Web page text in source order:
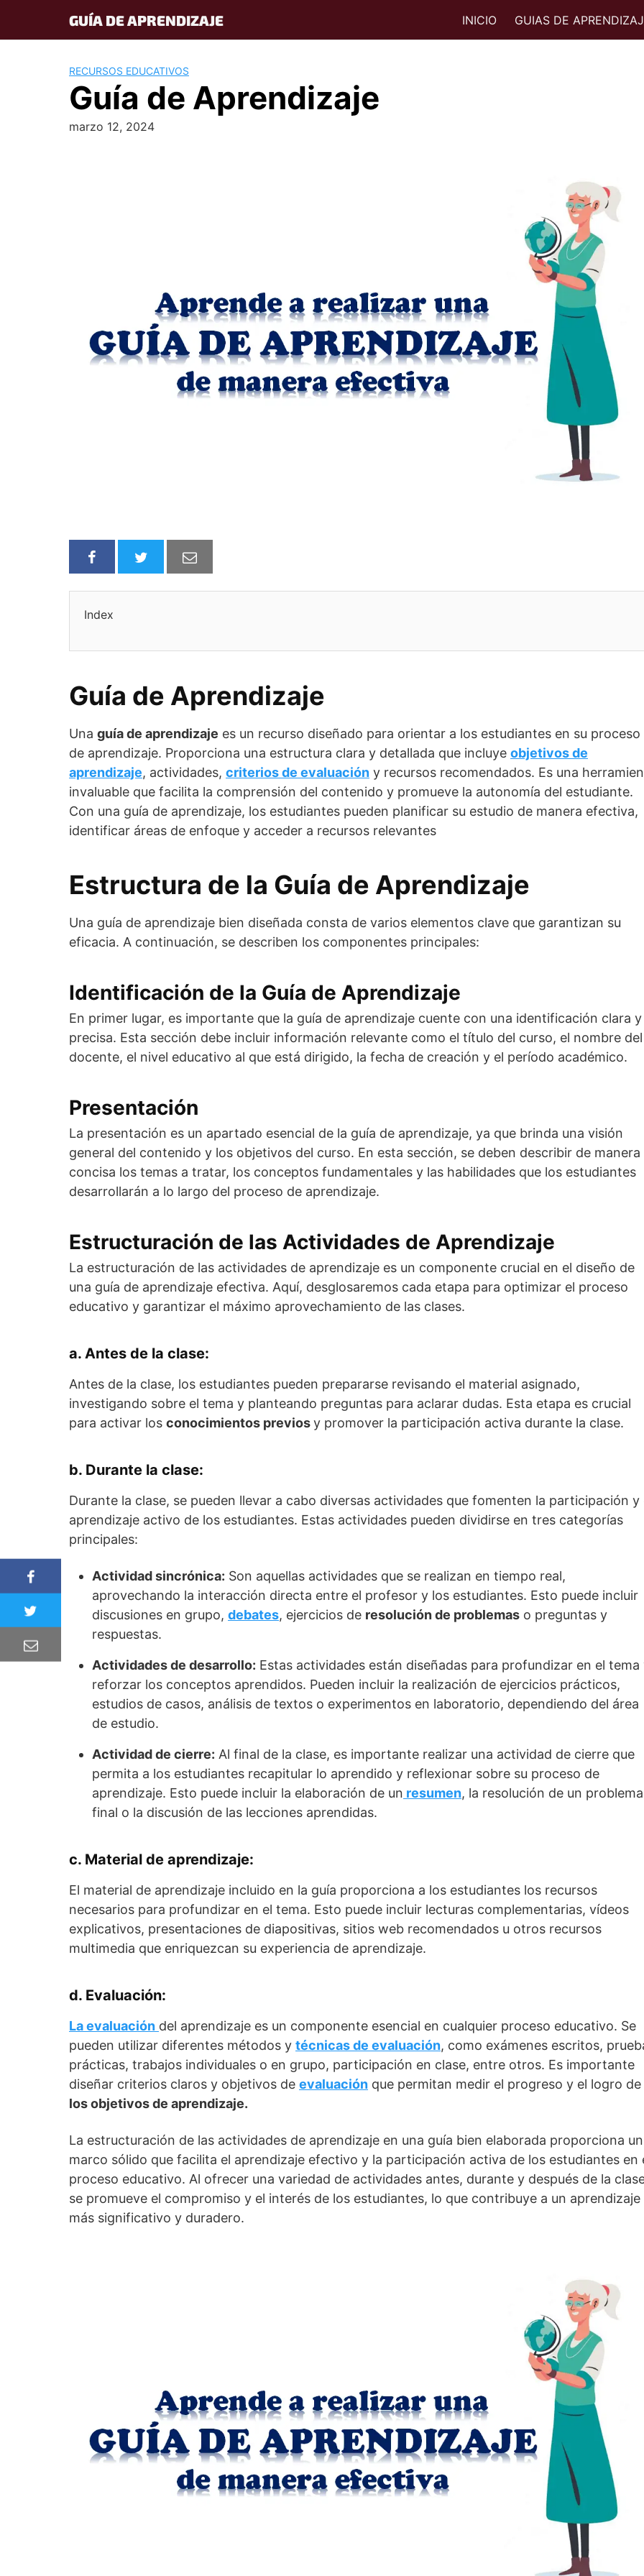
content
GUÍA DE APRENDIZAJE INICIO GUIAS DE
RECURSOS EDUCATIVOS
Guía de Aprendizaje
marzo 12, 2024
Index
Guía de Aprendizaje
Una guía de aprendizaje es un recurso diseñado para orientar a los estudiantes en su proceso
de aprendizaje. Proporciona una estructura clara y detallada que incluye objetivos de
aprendizaje, actividades, criterios de evaluación y recursos recomendados. Es una
invaluable que facilita la comprensión del contenido y promueve la autonomía del estudiante.
Con una guía de aprendizaje, los estudiantes pueden planificar su estudio de manera efectiva,
identificar áreas de enfoque y acceder a recursos relevantes
Estructura de la Guía de Aprendizaje
Una guía de aprendizaje bien diseñada consta de varios elementos clave que garantizan su
eficacia. A continuación, se describen los componentes principales:
Identificación de la Guía de Aprendizaje
En primer lugar, es importante que la guía de aprendizaje cuente con una identificación clara y
precisa. Esta sección debe incluir información relevante como el título del curso, el nombre del
docente, el nivel educativo al que está dirigido, la fecha de creación y el período académico.
Presentación
La presentación es un apartado esencial de la guía de aprendizaje, ya que brinda una visión
general del contenido y los objetivos del curso. En esta sección, se deben describir de manera
concisa los temas a tratar, los conceptos fundamentales y las habilidades que los estudiantes
desarrollarán a lo largo del proceso de aprendizaje.
Estructuración de las Actividades de Aprendizaje
La estructuración de las actividades de aprendizaje es un componente crucial en el diseño de
una guía de aprendizaje efectiva. Aquí, desglosaremos cada etapa para optimizar el proceso
educativo y garantizar el máximo aprovechamiento de las clases.
a. Antes de la clase:
Antes de la clase, los estudiantes pueden prepararse revisando el material asignado,
investigando sobre el tema y planteando preguntas para aclarar dudas. Esta etapa es crucial
para activar los conocimientos previosy promover la participación activa durante la clase.
b. Durante la clase:
Durante la clase, se pueden llevar a cabo diversas actividades que fomenten la participación y
aprendizaje activo de los estudiantes. Estas actividades pueden dividirse en tres categorías
principales:
Actividad sincrónica: Son aquellas actividades que se realizan en tiempo real,
aprovechando la interacción directa entre el profesor y los estudiantes. Esto puede incluir
discusiones en grupo, debates, ejercicios de resolución de problemas o preguntas y
respuestas.
Actividades de desarrollo: Estas actividades están diseñadas para profundizar en el tema
reforzar los conceptos aprendidos. Pueden incluir la realización de ejercicios prácticos,
estudios de casos, análisis de textos o experimentos en laboratorio, dependiendo del área
de estudio.
Actividad de cierre: Al final de la clase, es importante realizar una actividad de cierre que
permita a los estudiantes recapitular lo aprendido y reflexionar sobre su proceso de
aprendizaje. Esto puede incluir la elaboración de un resumen, la resolución de un problema
final o la discusión de las lecciones aprendidas.
c. Material de aprendizaje:
El material de aprendizaje incluido en la guía proporciona a los estudiantes los recursos
necesarios para profundizar en el tema. Esto puede incluir lecturas complementarias, vídeos
explicativos, presentaciones de diapositivas, sitios web recomendados u otros recursos
multimedia que enriquezcan su experiencia de aprendizaje.
d. Evaluación:
La evaluación del aprendizaje es un componente esencial en cualquier proceso educativo. Se
pueden utilizar diferentes métodos y técnicas de evaluación, como exámenes escritos,
prácticas, trabajos individuales o en grupo, participación en clase, entre otros. Es importante
diseñar criterios claros y objetivos de evaluación que permitan medir el progreso y el logro de
los objetivos de aprendizaje.
La estructuración de las actividades de aprendizaje en una guía bien elaborada proporciona un
marco sólido que facilita el aprendizaje efectivo y la participación activa de los estudiantes en
proceso educativo. Al ofrecer una variedad de actividades antes, durante y después de la
se promueve el compromiso y el interés de los estudiantes, lo que contribuye a un aprendizaje
más significativo y duradero.